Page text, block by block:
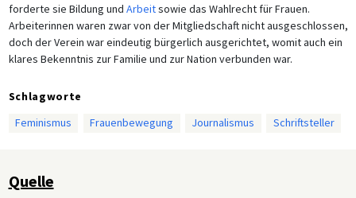
forderte sie Bildung und Arbeitsowie das Wahlrecht für Frauen.
Arbeiterinnen waren zwar von der Mitgliedschaft nicht ausgeschlossen,
doch der Verein war eindeutig bürgerlich ausgerichtet, womit auch ein
klares Bekenntnis zur Familie und zur Nation verbunden war.
Schlagworte
Feminismus
Frauenbewegung Journalismus Schriftsteller
Quelle